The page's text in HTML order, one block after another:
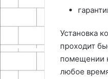
Установка
проходит
помещении
любое